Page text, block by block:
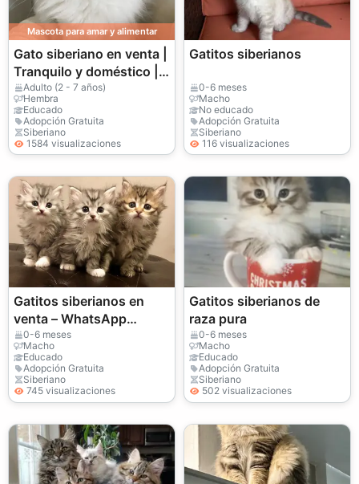
Mascota para amar y alimentar
Gato siberiano en venta |
Tranquilo y doméstico |
Un verdadero miembro
de la familia
Adulto (2 - 7 años)
Hembra
Educado
Adopción Gratuita
Siberiano
1584 visualizaciones
Gatitos siberianos
0-6 meses
Macho
No educado
Adopción Gratuita
Siberiano
116 visualizaciones
Gatitos siberianos en
venta – WhatsApp
+33773117748
0-6 meses
Macho
Educado
Adopción Gratuita
Siberiano
745 visualizaciones
Gatitos siberianos de
raza pura
0-6 meses
Macho
Educado
Adopción Gratuita
Siberiano
502 visualizaciones